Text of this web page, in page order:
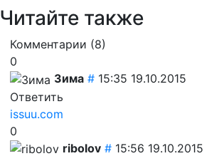
Читайте также
Комментарии (8)
0
Зима # 15:35 19.10.2015
Ответить
issuu.com
0
ribolov # 15:56 19.10.2015